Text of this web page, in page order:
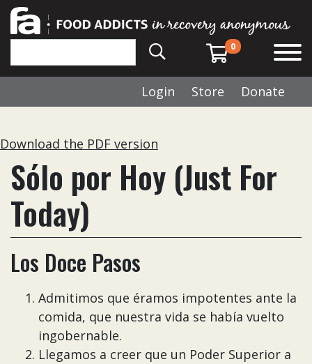
0
Login Store Donate
Download the PDF version
Sólo por Hoy (Just For
Today)
Los Doce Pasos
Admitimos que éramos impotentes ante la
comida, que nuestra vida se había vuelto
ingobernable.
Llegamos a creer que un Poder Superior a